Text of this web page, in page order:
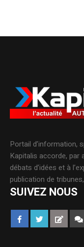
Portail d’information,
Kapitalis accorde, par
débats d’idées et à
publication de
SUIVEZ NOUS